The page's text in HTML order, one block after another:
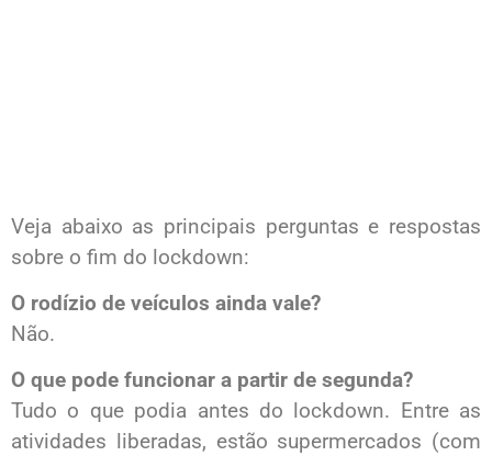
Veja abaixo as principais perguntas e respostas
sobre o fim do lockdown:
O rodízio de veículos ainda vale?
Não.
O que pode funcionar a partir de segunda?
Tudo o que podia antes do lockdown. Entre as
atividades liberadas, estão supermercados (com